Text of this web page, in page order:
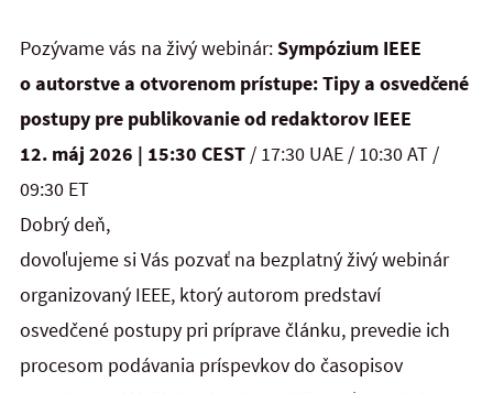
Pozývame vás na živý webinár:Sympózium IEEE
o autorstve a otvorenom prístupe: Tipy a osvedčené
postupy pre publikovanie od redaktorov IEEE
12. máj 2026 | 15:30 CEST / 17:30 UAE / 10:30 AT /
09:30 ET
Dobrý deň,
dovoľujeme si Vás pozvať na bezplatný živý webinár
organizovaný IEEE, ktorý autorom predstaví
osvedčené postupy pri príprave článku, prevedie ich
procesom podávania príspevkov do časopisov